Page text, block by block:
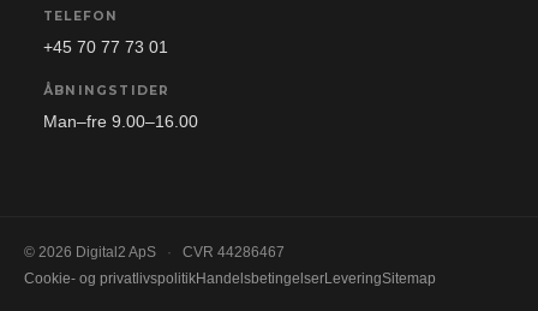
TELEFON
+45 70 77 73 01
ÅBNINGSTIDER
Man–fre 9.00–16.00
© 2026 Digital2 ApS ·
CVR 44286467
Cookie- og privatlivspolitikHandelsbetingelserLeveringSitemap